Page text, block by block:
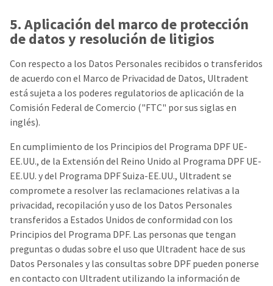
5. Aplicación del marco de protección
de datos y resolución de litigios
Con respecto a los Datos Personales recibidos o transferidos
de acuerdo con el Marco de Privacidad de Datos, Ultradent
está sujeta a los poderes regulatorios de aplicación de la
Comisión Federal de Comercio ("FTC" por sus siglas en
inglés).
En cumplimiento de los Principios del Programa DPF UE-
EE.UU., de la Extensión del Reino Unido al Programa DPF UE-
EE.UU. y del Programa DPF Suiza-EE.UU., Ultradent se
compromete a resolver las reclamaciones relativas a la
privacidad, recopilación y uso de los Datos Personales
transferidos a Estados Unidos de conformidad con los
Principios del Programa DPF. Las personas que tengan
preguntas o dudas sobre el uso que Ultradent hace de sus
Datos Personales y las consultas sobre DPF pueden ponerse
en contacto con Ultradent utilizando la información de